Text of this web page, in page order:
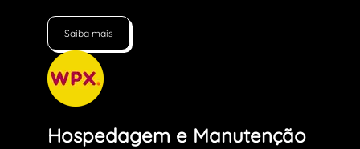
Saiba mais
Hospedagem e Manutenção